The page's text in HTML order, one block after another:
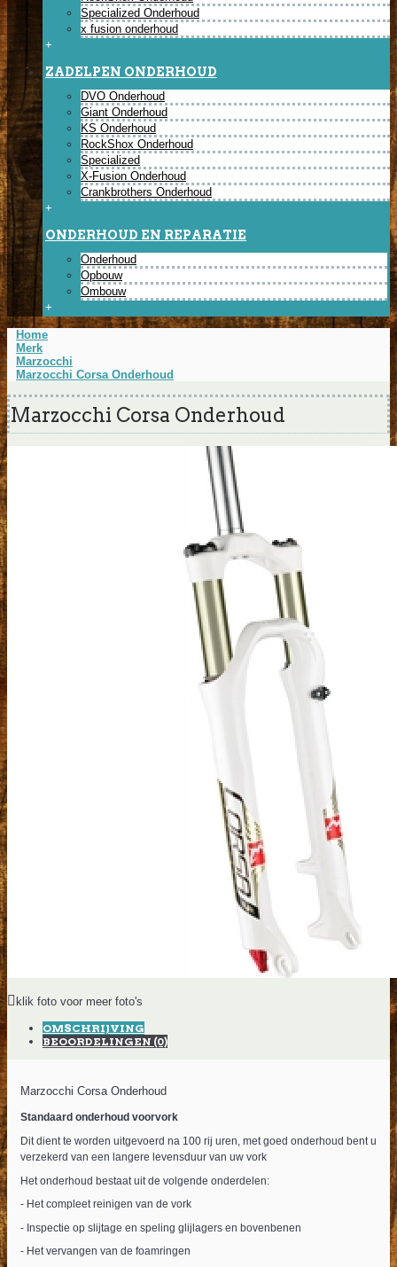
Specialized Onderhoud
x fusion onderhoud
+
ZADELPEN ONDERHOUD
DVO Onderhoud
Giant Onderhoud
KS Onderhoud
RockShox Onderhoud
Specialized
X-Fusion Onderhoud
Crankbrothers Onderhoud
+
ONDERHOUD EN REPARATIE
Onderhoud
Opbouw
Ombouw
+
Home
Merk
Marzocchi
Marzocchi Corsa Onderhoud
Marzocchi Corsa Onderhoud
klik foto voor meer foto's
OMSCHRIJVING
BEOORDELINGEN (0)
Marzocchi Corsa Onderhoud
Standaard onderhoud voorvork
Dit dient te worden uitgevoerd na 100 rij uren, met goed onderhoud bent u
verzekerd van een langere levensduur van uw vork
Het onderhoud bestaat uit de volgende onderdelen:
- Het compleet reinigen van de vork
- Inspectie op slijtage en speling glijlagers en bovenbenen
- Het vervangen van de foamringen